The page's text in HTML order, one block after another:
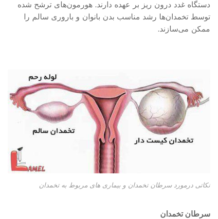
دستگاه غدد درون ریز بر عهده دارند. هورمون‌های ترشح شده
توسط تخمدان‌ها رشد مناسب بدن بانوان و باروری سالم را
ممکن می‌سازند.
نکاتی درمورد سرطان تخمدان و بیماری های مربوط به تخمدان
سرطان تخمدان